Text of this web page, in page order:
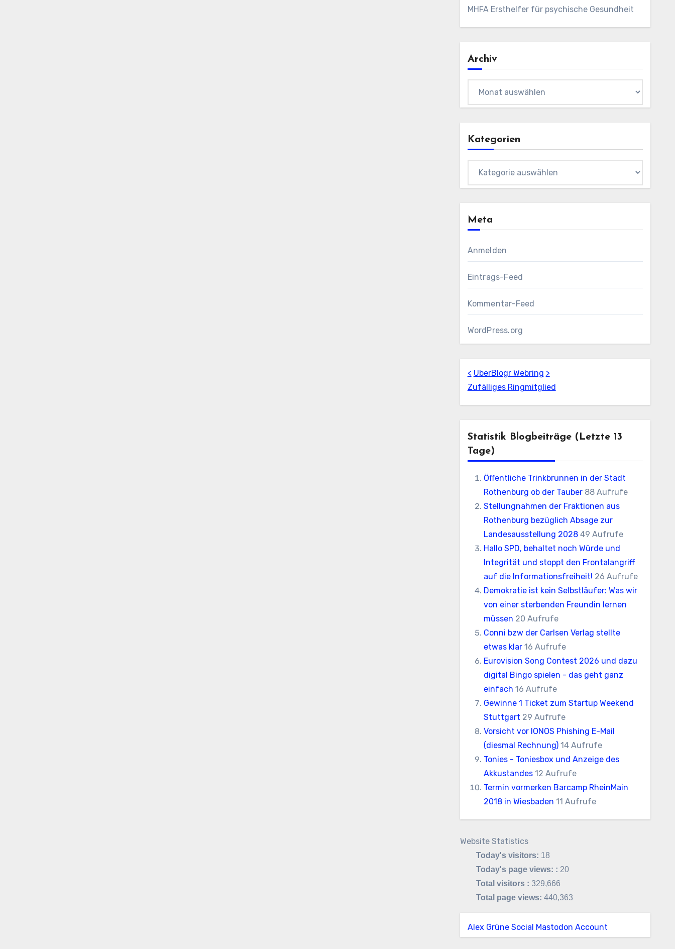
MHFA Ersthelfer für psychische Gesundheit
Archiv
Kategorien
Meta
Anmelden
Eintrags-Feed
Kommentar-Feed
WordPress.org
< UberBlogr Webring >
Zufälliges Ringmitglied
Statistik Blogbeiträge (letzte 13
Tage)
Öffentliche Trinkbrunnen in der Stadt
Rothenburg ob der Tauber 88 Aufrufe
Stellungnahmen der Fraktionen aus
Rothenburg bezüglich Absage zur
Landesausstellung 2028 49 Aufrufe
Hallo SPD, behaltet noch Würde und
Integrität und stoppt den Frontalangriff
auf die Informationsfreiheit! 26 Aufrufe
Demokratie ist kein Selbstläufer: Was wir
von einer sterbenden Freundin lernen
müssen 20 Aufrufe
Conni bzw der Carlsen Verlag stellte
etwas klar 16 Aufrufe
Eurovision Song Contest 2026 und dazu
digital Bingo spielen - das geht ganz
einfach 16 Aufrufe
Gewinne 1 Ticket zum Startup Weekend
Stuttgart 29 Aufrufe
Vorsicht vor IONOS Phishing E-Mail
(diesmal Rechnung) 14 Aufrufe
Tonies - Toniesbox und Anzeige des
Akkustandes 12 Aufrufe
Termin vormerken Barcamp RheinMain
2018 in Wiesbaden 11 Aufrufe
Website Statistics
Today's visitors: 18
Today's page views: : 20
Total visitors : 329,666
Total page views: 440,363
Alex Grüne Social Mastodon Account